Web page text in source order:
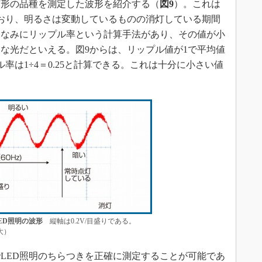
品種を測定した波形を紹介する（ 図9）。これは
、明るさは変動しているものの消灯している期間
みにリップル率という計算手法があり、その値が小
光だといえる。図9からは、リップル値が1で平均値
は1÷4＝0.25と計算できる。これは十分に小さい値
照明の波形縦軸は0.2V/目盛りである。
照明のちらつきを正確に測定することが可能であ